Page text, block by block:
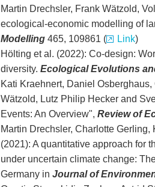
Martin Drechsler, Frank Wätzold,
ecological-economic modelling of
Modelling 465, 109861 ( Link)
Hölting et al. (2022): Co-design:
diversity. Ecological Evolutions
Kati Kraehnert, Daniel
Wätzold, Lutz Philip Hecker and
Events: An Overview", Review of
Martin Drechsler, Charlotte
(2021): A quantitative approach for
under uncertain climate change:
Germany in Journal of